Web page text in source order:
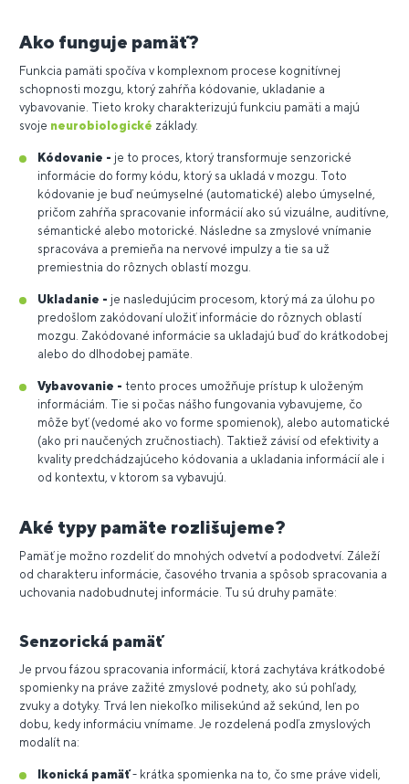
Ako funguje pamäť?
Funkcia pamäti spočíva v komplexnom procese kognitívnej
schopnosti mozgu, ktorý zahŕňa kódovanie, ukladanie a
vybavovanie. Tieto kroky charakterizujú funkciu pamäti a majú
svoje neurobiologické základy.
Kódovanie - je to proces, ktorý transformuje senzorické
informácie do formy kódu, ktorý sa ukladá v mozgu. Toto
kódovanie je buď neúmyselné (automatické) alebo úmyselné,
pričom zahŕňa spracovanie informácií ako sú vizuálne, auditívne,
sémantické alebo motorické. Následne sa zmyslové vnímanie
spracováva a premieňa na nervové impulzy a tie sa už
premiestnia do rôznych oblastí mozgu.
Ukladanie - je nasledujúcim procesom, ktorý má za úlohu po
predošlom zakódovaní uložiť informácie do rôznych oblastí
mozgu. Zakódované informácie sa ukladajú buď do krátkodobej
alebo do dlhodobej pamäte.
Vybavovanie - tento proces umožňuje prístup k uloženým
informáciám. Tie si počas nášho fungovania vybavujeme, čo
môže byť (vedomé ako vo forme spomienok), alebo automatické
(ako pri naučených zručnostiach). Taktiež závisí od efektivity a
kvality predchádzajúceho kódovania a ukladania informácií ale i
od kontextu, v ktorom sa vybavujú.
Aké typy pamäte rozlišujeme?
Pamäť je možno rozdeliť do mnohých odvetví a pododvetví. Záleží
od charakteru informácie, časového trvania a spôsob spracovania a
uchovania nadobudnutej informácie. Tu sú druhy pamäte:
Senzorická pamäť
Je prvou fázou spracovania informácií, ktorá zachytáva krátkodobé
spomienky na práve zažité zmyslové podnety, ako sú pohľady,
zvuky a dotyky. Trvá len niekoľko milisekúnd až sekúnd, len po
dobu, kedy informáciu vnímame. Je rozdelená podľa zmyslových
modalít na:
Ikonická pamäť- krátka spomienka na to, čo sme práve videli,